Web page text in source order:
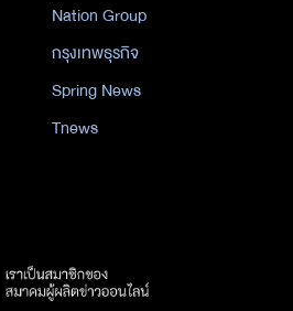
Nation Group
กรุงเทพธุรกิจ
Spring News
Tnews